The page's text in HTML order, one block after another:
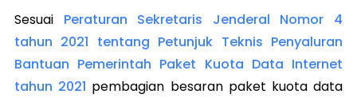
Sesuai Peraturan Sekretaris Jenderal Nomor 4
tahun 2021 tentang Petunjuk Teknis Penyaluran
Bantuan Pemerintah Paket Kuota Data Internet
tahun 2021 pembagian besaran paket kuota data